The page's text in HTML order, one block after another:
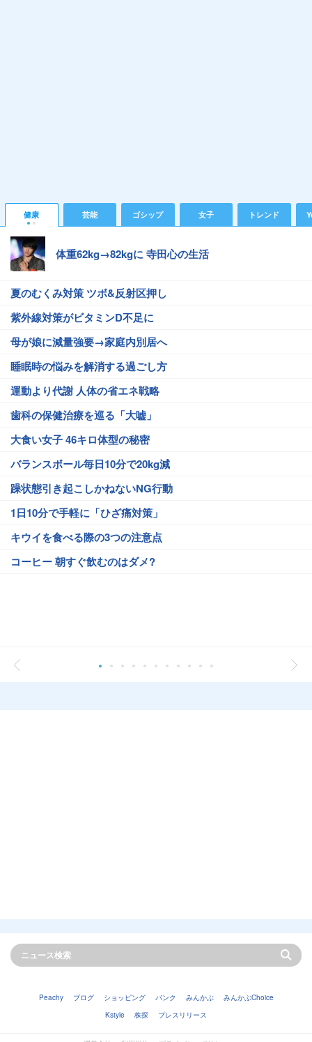
健康 芸能 ゴシップ 女子 トレンド
体重62kg→82kgに 寺田心の生活
夏のむくみ対策 ツボ&反射区押し
紫外線対策がビタミンD不足に
母が娘に減量強要→家庭内別居へ
睡眠時の悩みを解消する過ごし方
運動より代謝 人体の省エネ戦略
歯科の保健治療を巡る「大嘘」
大食い女子 46キロ体型の秘密
バランスボール毎日10分で20kg減
躁状態引き起こしかねないNG行動
1日10分で手軽に「ひざ痛対策」
キウイを食べる際の3つの注意点
コーヒー 朝すぐ飲むのはダメ?
Peachy ブログ ショッピング バンク みんかぶ
みんかぶChoice
Kstyle
株探 プレスリリース